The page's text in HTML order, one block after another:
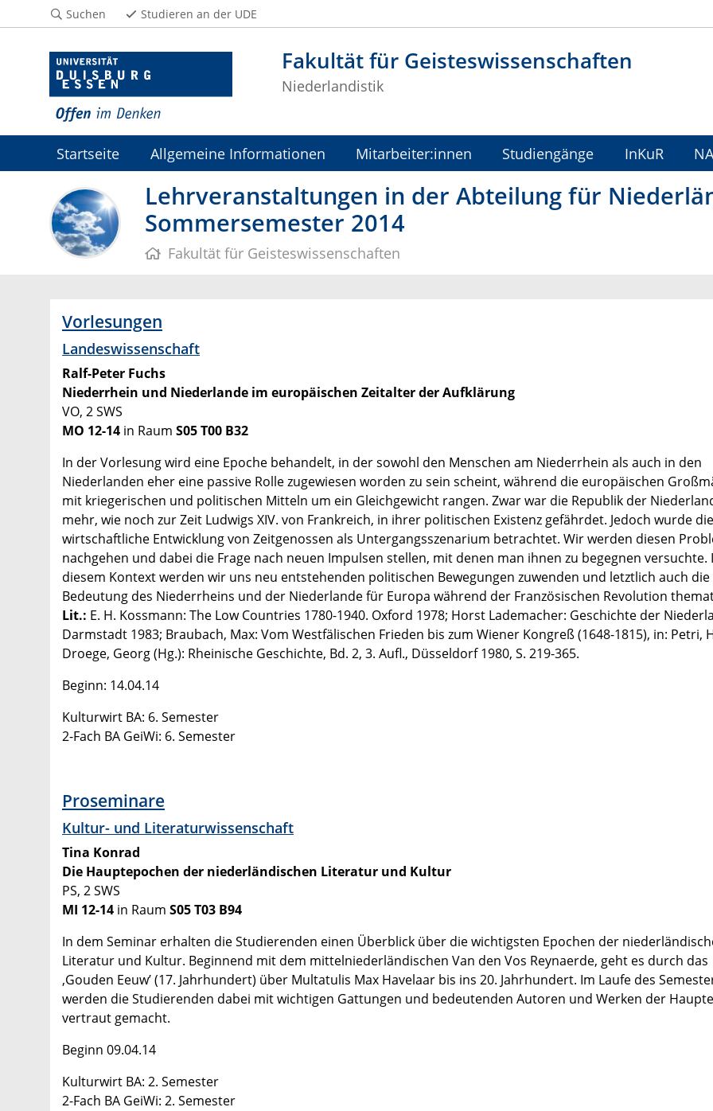
Fakultät für Geisteswissenschaften
Niederlandistik
Suchen Studieren an der UDE
Startseite Allgemeine Informationen Mitarbeiter:innen Studiengänge InKuR
Lehrveranstaltungen in der Abteilung für
Sommersemester 2014
Fakultät für Geisteswissenschaften
Vorlesungen
Landeswissenschaft
Ralf-Peter Fuchs
Niederrhein und Niederlande im europäischen Zeitalter der Aufklärung
VO, 2 SWS
MO 12-14 in Raum S05 T00 B32
In der Vorlesung wird eine Epoche behandelt, in der sowohl den Menschen am Niederrhein als auch in den
Niederlanden eher eine passive Rolle zugewiesen worden zu sein scheint, während die europäischen
mit kriegerischen und politischen Mitteln um ein Gleichgewicht rangen. Zwar war die Republik der
mehr, wie noch zur Zeit Ludwigs XIV. von Frankreich, in ihrer politischen Existenz gefährdet. Jedoch wurde die
wirtschaftliche Entwicklung von Zeitgenossen als Untergangsszenarium betrachtet. Wir werden diesen
nachgehen und dabei die Frage nach neuen Impulsen stellen, mit denen man ihnen zu begegnen versuchte.
diesem Kontext werden wir uns neu entstehenden politischen Bewegungen zuwenden und letztlich auch die
Bedeutung des Niederrheins und der Niederlande für Europa während der Französischen Revolution
Lit.: E. H. Kossmann: The Low Countries 1780-1940. Oxford 1978; Horst Lademacher: Geschichte der
Darmstadt 1983; Braubach, Max: Vom Westfälischen Frieden bis zum Wiener Kongreß (1648-1815), in: Petri,
Droege, Georg (Hg.): Rheinische Geschichte, Bd. 2, 3. Aufl., Düsseldorf 1980, S. 219-365.
Beginn: 14.04.14
Kulturwirt BA: 6. Semester
2-Fach BA GeiWi: 6. Semester
Proseminare
Kultur- und Literaturwissenschaft
Tina Konrad
Die Hauptepochen der niederländischen Literatur und Kultur
PS, 2 SWS
MI 12-14 in Raum S05 T03 B94
In dem Seminar erhalten die Studierenden einen Überblick über die wichtigsten Epochen der
Literatur und Kultur. Beginnend mit dem mittelniederländischen Van den Vos Reynaerde, geht es durch das
‚Gouden Eeuw’ (17. Jahrhundert) über Multatulis Max Havelaar bis ins 20. Jahrhundert. Im Laufe des
werden die Studierenden dabei mit wichtigen Gattungen und bedeutenden Autoren und Werken der
vertraut gemacht.
Beginn 09.04.14
Kulturwirt BA: 2. Semester
2-Fach BA GeiWi: 2. Semester